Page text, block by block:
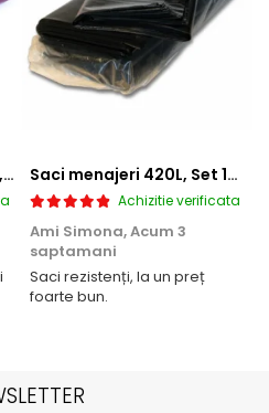
Saci Menajeri 60l cu snur, Roz, 10buc/rola Saci menajeri 420L, Set 10 bucati
Achizitie verificata
Ami Simona,Acum 3
saptamani
Saci rezistenți, la un preț
foarte bun.